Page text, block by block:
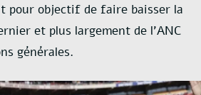
pour objectif de faire baisser la
et plus largement de l’ANC
générales.